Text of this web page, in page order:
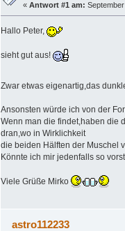
«Antwort #1 am:
Hallo Peter,
sieht gut aus!
Zwar etwas eigenartig,das
Ansonsten würde ich von der
Wenn man die findet,haben die
dran,wo in Wirklichkeit
die beiden Hälften der Muschel
Könnte ich mir jedenfalls so
Viele Grüße Mirko
astro112233